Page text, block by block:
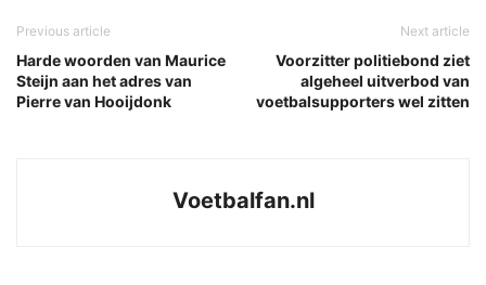
Previous article
Harde woorden van Maurice
Steijn aan het adres van
Pierre van Hooijdonk
Next article
Voorzitter politiebond ziet
algeheel uitverbod van
voetbalsupporters wel zitten
Voetbalfan.nl